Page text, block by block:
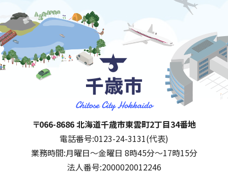
千歳市
住所:
〒066-8686 北海道千歳市東雲町2丁目34番地
電話番号:0123-24-3131(代表)
業務時間:月曜日～金曜日 8時45分～17時15分
法人番号:2000020012246